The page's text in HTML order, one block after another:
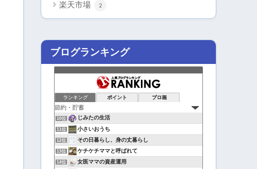
楽天市場 2
ブログランキング
ランキング ポイント ブロ画
10位 じみたの生活
11位 小さいおうち
12位 その日暮らし、身の丈暮らし
13位 ケチケチママと呼ばれて
14位 女医ママの資産運用